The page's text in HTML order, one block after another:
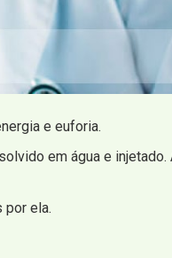
e euforia.
em água e injetado.
por ela.